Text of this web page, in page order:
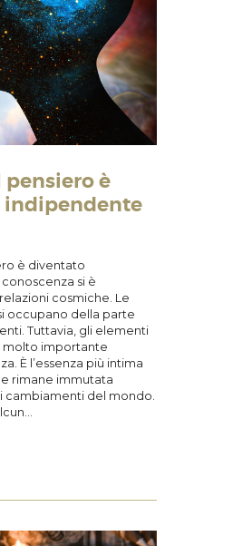
è
è diventato
si è
cosmiche. Le
occupano della parte
Tuttavia, gli elementi
molto importante
È l’essenza più intima
rimane immutata
cambiamenti del mondo.